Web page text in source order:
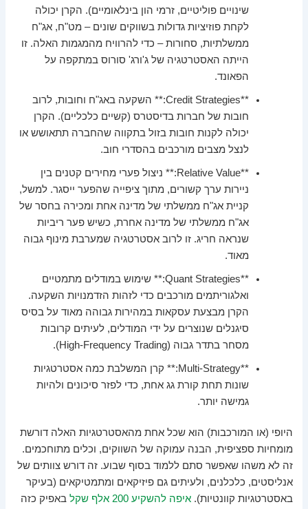
שינויים פוליטיים, זרמי הון בינלאומיים). הקרן יכולה
לקחת פוזיציות גדולות בשווקים שונים – מט"ח, אג"ח
ממשלתיות, סחורות – כדי להרוויח מהמגמות האלה. זו
הייתה האסטרטגיה של ג'ורג' סורוס במתקפה על
הפאונד.
**Credit Strategies:** השקעה באג"ח וחובות, לרוב
חובות של חברות בדיסטרס (קשיים כלכליים). הקרן
יכולה לקנות חובות בזול בתקווה שהחברה תתאושש או
לנצל מצבים מורכבים בהסדרי חוב.
**Relative Value:** ניצול פערי מחירים קטנים בין
ניירות ערך קשורים, מתוך ציפייה שהפער ייסגר. למשל,
קניית אג"ח ממשלתי של מדינה אחת ומכירה בחסר של
אג"ח ממשלתי של מדינה אחרת, כשיש פער ריביות
שנראה חריג. זו לרוב אסטרטגיה שמערבת מינוף גבוה
מאוד.
**Quant Strategies:** שימוש במודלים מתמטיים
ואלגוריתמים מורכבים כדי לזהות הזדמנויות השקעה.
הקרן מבצעת עסקאות במהירות גבוהה מאוד על בסיס
סיגנלים שנוצרים על ידי המודלים, לעיתים קרובות
מסחר בתדר גבוה (High-Frequency Trading).
**Multi-Strategy:** קרן המשלבת כמה אסטרטגיות
שונות תחת קורת גג אחת, כדי לפזר סיכונים ולהיות
גמישה יותר.
היופי (או המורכבות) הוא שכל אחת מהאסטרטגיות האלה דורשת
מומחיות ספציפית, הבנה עמוקה של השווקים, וכלים מתוחכמים.
זה לא משהו שאפשר סתם ללמוד בסוף שבוע. זה דורש צוותים של
אנליסטים, כלכלנים, ולעיתים גם פיזיקאים ומתמטיקאים (בעיקר
באסטרטגיות קוונטיות).איפה להשקיע 200 אלף שקל
באפיק כזה